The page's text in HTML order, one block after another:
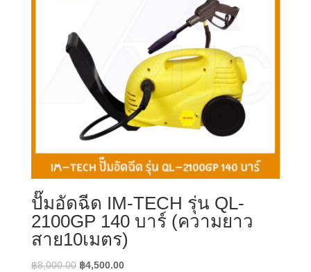
ปั๊มอัดฉีด IM-TECH รุ่น QL-
2100GP 140 บาร์ (ความยาว
สาย10เมตร)
฿8,000.00 Original
฿4,500.00Current